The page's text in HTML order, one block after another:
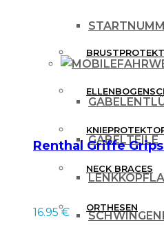
GABELTEILE
NECK BRACES
ORTHESEN
Renthal Griffe
16.95€